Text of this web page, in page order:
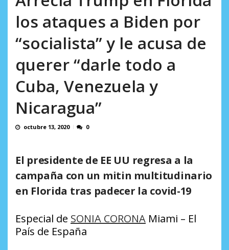
los ataques a Biden por
“socialista” y le acusa de
querer “darle todo a
Cuba, Venezuela y
Nicaragua”
octubre 13, 2020 0
El presidente de EE UU regresa a la
campaña con un mitin multitudinario
en Florida tras padecer la covid-19
Especial de SONIA CORONA Miami – El
País de España